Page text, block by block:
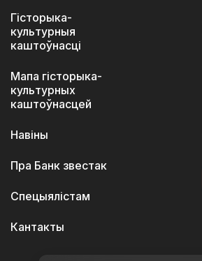
Гісторыка-
культурныя
каштоўнасці
Мапа гісторыка-
культурных
каштоўнасцей
Навіны
Пра Банк звестак
Спецыялістам
Кантакты